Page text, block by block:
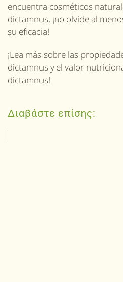
encuentra cosméticos
dictamnus, ¡no olvide al
su eficacia!
¡Lea más sobre las
dictamnusy el valor
dictamnus!
Διαβάστε επίσης: